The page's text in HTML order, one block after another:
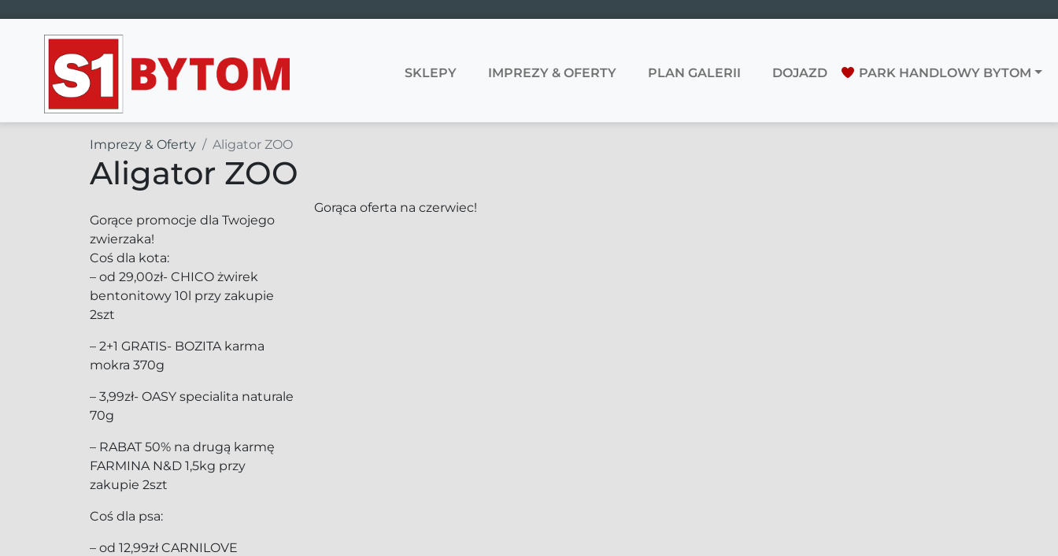
Main Navigation SKLEPY IMPREZY & OFERTY PLAN GALERII DOJAZD PARK HANDLOWY BYTOM
Imprezy & Oferty Aligator ZOO
Aligator ZOO
Gorące promocje dla Twojego
zwierzaka!
Coś dla kota:
– od 29,00zł- CHICO żwirek
bentonitowy 10l przy zakupie
2szt
– 2+1 GRATIS- BOZITA karma
mokra 370g
– 3,99zł- OASY specialita naturale
70g
– RABAT 50% na drugą karmę
FARMINA N&D 1,5kg przy
zakupie 2szt
Coś dla psa:
– od 12,99zł CARNILOVE
Gorąca oferta na czerwiec!